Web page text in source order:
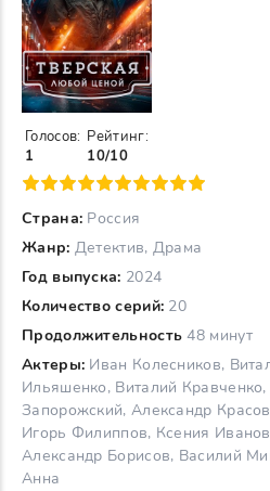
Страна: Россия
Жанр: Детектив, Драма
Год выпуска: 2024
Количество серий: 20
Продолжительность 48 минут
Актеры: Иван Колесников,
Ильяшенко, Виталий
Запорожский, Александр
Игорь Филиппов, Ксения
Александр Борисов, Василий
Анна
Голосов:
1
Рейтинг:
10/10
7 8 9 10